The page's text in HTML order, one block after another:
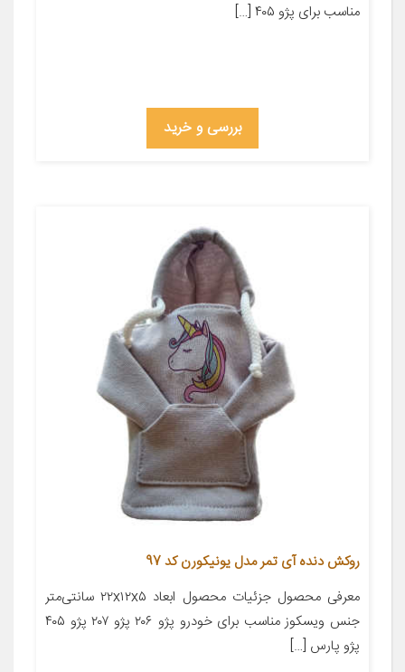
مناسب برای پژو ۴۰۵ […]
بررسی و خرید
روکش دنده آی تمر مدل یونیکورن کد 97
معرفی محصول جزئیات محصول ابعاد ۲۲x۱۲x۵ سانتی‌متر
جنس ویسکوز مناسب برای خودرو پژو ۲۰۶ پژو ۲۰۷ پژو ۴۰۵
پژو پارس […]